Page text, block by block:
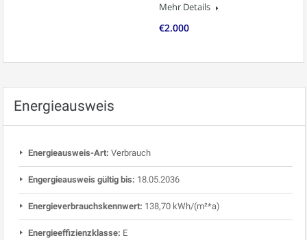
Mehr Details
€2.000
Energieausweis
Energieausweis-Art: Verbrauch
Engergieausweis gültig bis: 18.05.2036
Energieverbrauchskennwert: 138,70 kWh/(m²*a)
Energieeffizienzklasse: E